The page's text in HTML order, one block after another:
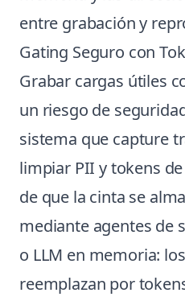
entre grabación y
Gating Seguro con
Grabar cargas útiles
un riesgo de
sistema que capture
limpiar PII y tokens
de que la cinta se
mediante agentes de
o LLM en memoria:
reemplazan por